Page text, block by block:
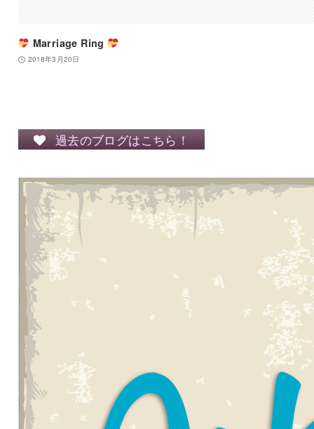
Marriage Ring
2018年3月20日
過去のブログはこちら！